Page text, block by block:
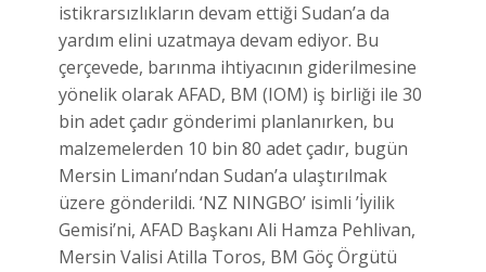
istikrarsızlıkların devam ettiği Sudan’a da
yardım elini uzatmaya devam ediyor. Bu
çerçevede, barınma ihtiyacının giderilmesine
yönelik olarak AFAD, BM (IOM) iş birliği ile 30
bin adet çadır gönderimi planlanırken, bu
malzemelerden 10 bin 80 adet çadır, bugün
Mersin Limanı’ndan Sudan’a ulaştırılmak
üzere gönderildi. ‘NZ NINGBO’ isimli ’İyilik
Gemisi’ni, AFAD Başkanı Ali Hamza Pehlivan,
Mersin Valisi Atilla Toros, BM Göç Örgütü